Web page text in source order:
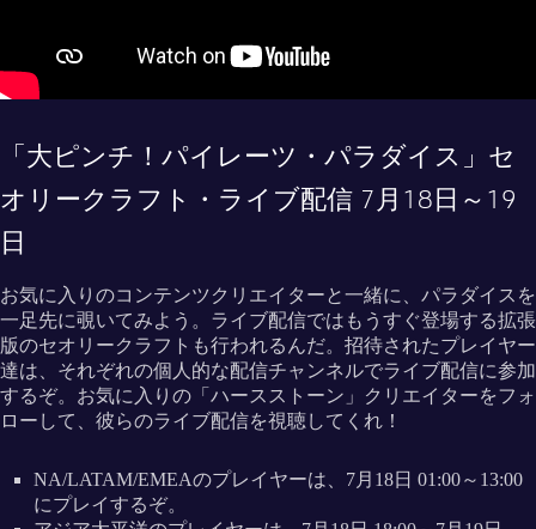
「大ピンチ！パイレーツ・パラダイス」セ
オリークラフト・ライブ配信 7月18日～19
日
お気に入りのコンテンツクリエイターと一緒に、パラダイスを
一足先に覗いてみよう。ライブ配信ではもうすぐ登場する拡張
版のセオリークラフトも行われるんだ。招待されたプレイヤー
達は、それぞれの個人的な配信チャンネルでライブ配信に参加
するぞ。お気に入りの「ハースストーン」クリエイターをフォ
ローして、彼らのライブ配信を視聴してくれ！
NA/LATAM/EMEAのプレイヤーは、7月18日 01:00～13:00
にプレイするぞ。